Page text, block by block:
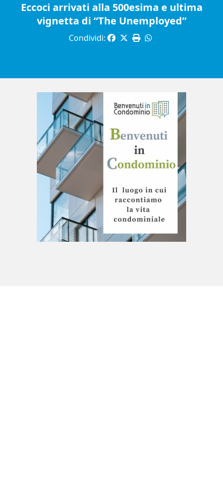
Eccoci arrivati alla 500esima e ultima
vignetta di “The Unemployed”
Condividi: